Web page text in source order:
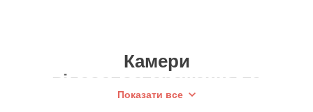
Камери
відеоспостереження та
оптичні прилади
Показати все